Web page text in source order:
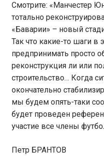
Смотрите: «Манчестер
тотально
«Баварии» – новый
Так что какие-то шаги в
предпринимать просто
реконструкция ли или
строительство… Когда
окончательно
мы будем опять-таки
будет проведен
участие все члены
Петр БРАНТОВ